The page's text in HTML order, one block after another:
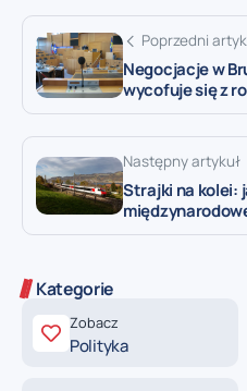
Poprzedni
Negocjacje w
wycofuje się z
Następny artykuł
Strajki na kolei:
Kategorie
Zobacz
Polityka